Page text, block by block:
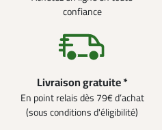
confiance
Livraison gratuite *
En point relais dès 79€ d’achat
(sous conditions d'éligibilité)